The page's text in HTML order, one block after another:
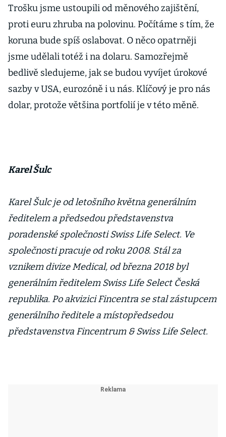
Trošku jsme ustoupili od měnového zajištění,
proti euru zhruba na polovinu. Počítáme s tím, že
koruna bude spíš oslabovat. O něco opatrněji
jsme udělali totéž i na dolaru. Samozřejmě
bedlivě sledujeme, jak se budou vyvíjet úrokové
sazby v USA, eurozóně i u nás. Klíčový je pro nás
dolar, protože většina portfolií je v této měně.
Karel Šulc
Karel Šulc je od letošního května generálním
ředitelem a předsedou představenstva
poradenské společnosti Swiss Life Select. Ve
společnosti pracuje od roku 2008. Stál za
vznikem divize Medical, od března 2018 byl
generálním ředitelem Swiss Life Select Česká
republika. Po akvizici Fincentra se stal zástupcem
generálního ředitele a místopředsedou
představenstva Fincentrum & Swiss Life Select.